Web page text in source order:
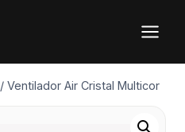
/ Ventilador Air Cristal Multicor